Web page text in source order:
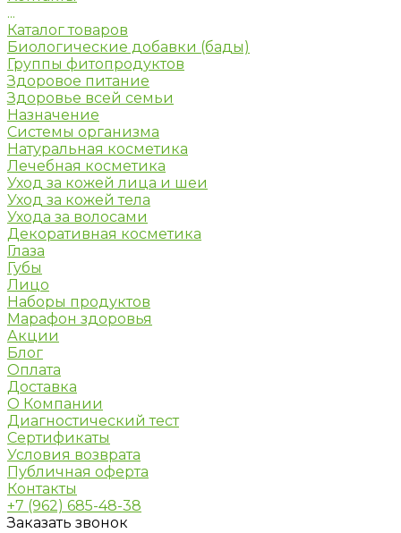
...
Каталог товаров
Биологические добавки (бады)
Группы фитопродуктов
Здоровое питание
Здоровье всей семьи
Назначение
Системы организма
Натуральная косметика
Лечебная косметика
Уход за кожей лица и шеи
Уход за кожей тела
Ухода за волосами
Декоративная косметика
Глаза
Губы
Лицо
Наборы продуктов
Марафон здоровья
Акции
Блог
Оплата
Доставка
О Компании
Диагностический тест
Сертификаты
Условия возврата
Публичная оферта
Контакты
+7 (962) 685-48-38
Заказать звонок